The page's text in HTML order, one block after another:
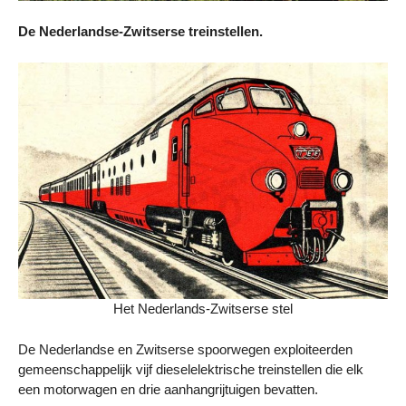
De Nederlandse-Zwitserse treinstellen.
Het Nederlands-Zwitserse stel
De Nederlandse en Zwitserse spoorwegen exploiteerden
gemeenschappelijk vijf dieselelektrische treinstellen die elk
een motorwagen en drie aanhangrijtuigen bevatten.